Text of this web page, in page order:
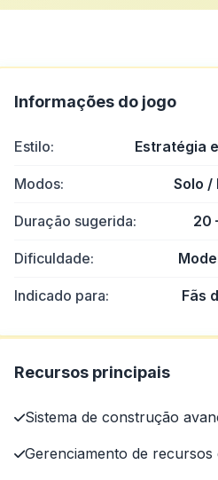
Informações do jogo
Estilo: Estratégia
Modos: Solo /
Duração sugerida: 20
Dificuldade:
Indicado para: Fãs
Recursos principais
Sistema de construção
Gerenciamento de recursos